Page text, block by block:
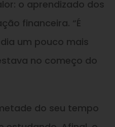
o aprendizado dos
financeira. “É
um pouco mais
no começo do
do seu tempo